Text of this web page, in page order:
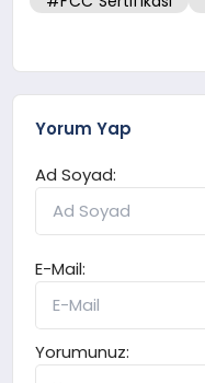
Yorum Yap
Ad Soyad:
E-Mail:
Yorumunuz: